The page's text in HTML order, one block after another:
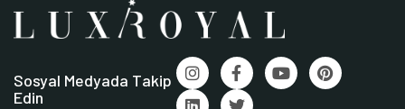
Sosyal Medyada Takip
Edin